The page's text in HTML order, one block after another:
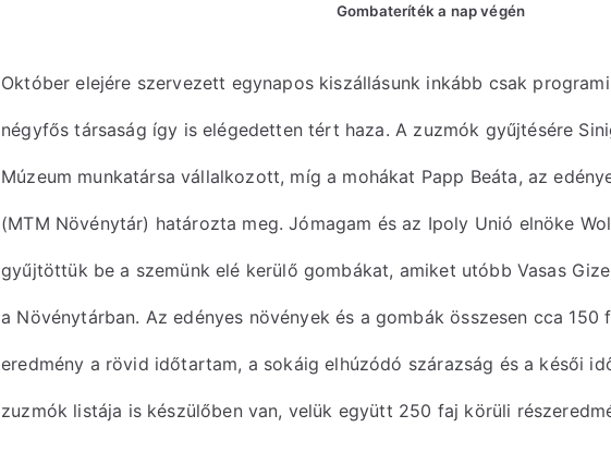
Gombateríték a nap végén
Október elejére szervezett egynapos kiszállásunk inkább csak
négyfős társaság így is elégedetten tért haza. A zuzmók gyűjtésére
Múzeum munkatársa vállalkozott, míg a mohákat Papp Beáta, az
(MTM Növénytár) határozta meg. Jómagam és az Ipoly Unió elnöke
gyűjtöttük be a szemünk elé kerülő gombákat, amiket utóbb Vasas
a Növénytárban. Az edényes növények és a gombák összesen cca 150
eredmény a rövid időtartam, a sokáig elhúzódó szárazság és a késői
zuzmók listája is készülőben van, velük együtt 250 faj körüli